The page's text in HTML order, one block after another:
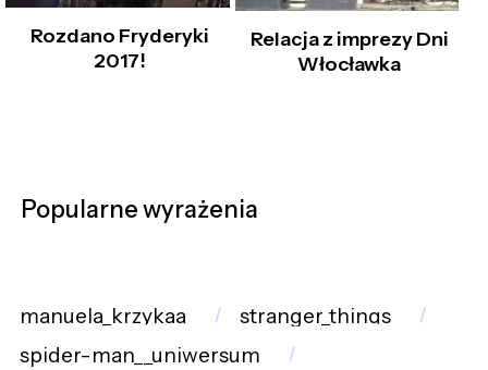
Rozdano Fryderyki
2017!
Relacja z imprezy Dni
Włocławka
Popularne wyrażenia
manuela_krzykaa
stranger_things
spider-man__uniwersum